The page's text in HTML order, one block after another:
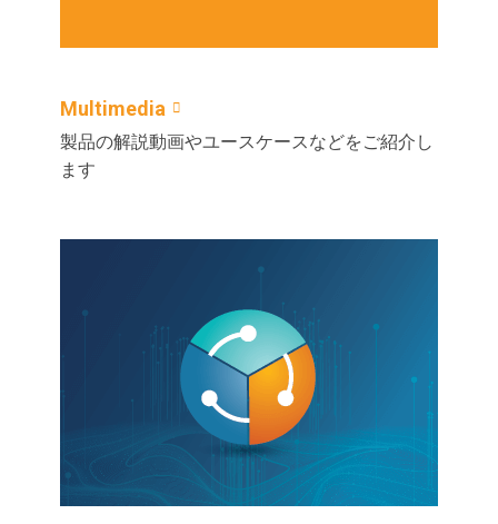
Multimedia
製品の解説動画やユースケースなどをご紹介し
ます